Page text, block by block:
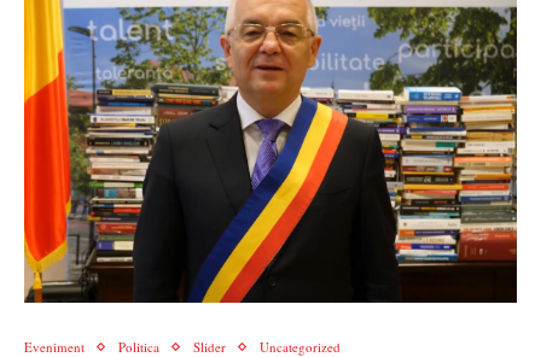
Eveniment Politica Slider Uncategorized